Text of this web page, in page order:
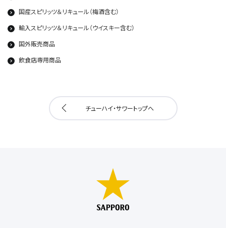
国産スピリッツ＆リキュール（梅酒含む）
輸入スピリッツ＆リキュール（ウイスキー含む）
国外販売商品
飲食店専用商品
チューハイ・サワートップへ